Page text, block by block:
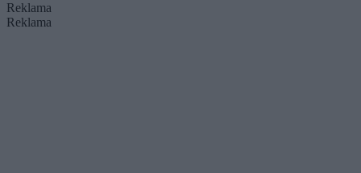
Reklama
Reklama